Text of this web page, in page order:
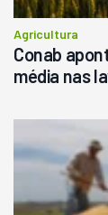
Agricultura
Conab
média nas